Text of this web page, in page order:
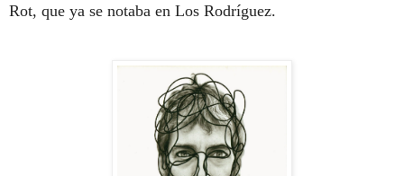
Rot, que ya se notaba en Los Rodríguez.